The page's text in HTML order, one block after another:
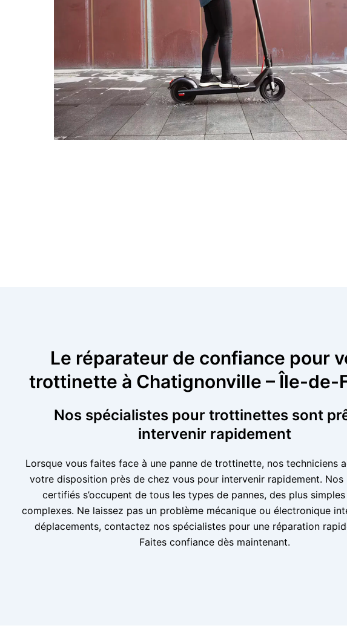
Le réparateur de confiance pour
trottinette à Chatignonville – Île-de-
Nos spécialistes pour trottinettes sont
intervenir rapidement
Lorsque vous faites face à une panne de trottinette, nos techniciens
votre disposition près de chez vous pour intervenir rapidement. Nos
certifiés s’occupent de tous les types de pannes, des plus
complexes. Ne laissez pas un problème mécanique ou électronique
déplacements, contactez nos spécialistes pour une réparation
Faites confiance dès maintenant.